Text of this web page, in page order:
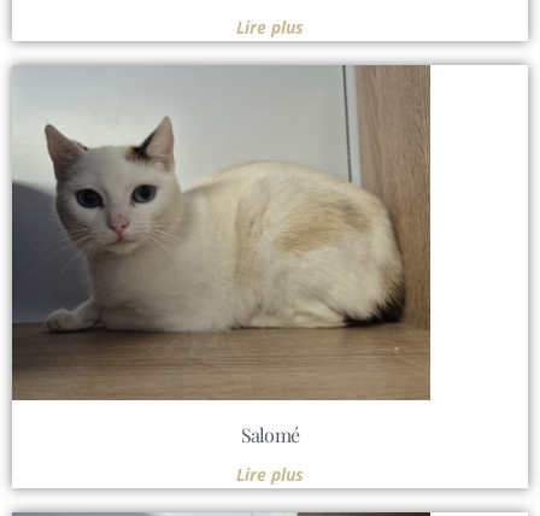
Lire plus
Salomé
Lire plus